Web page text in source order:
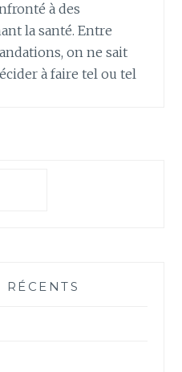
à des
la santé. Entre
on ne sait
à faire tel ou tel
RÉCENTS